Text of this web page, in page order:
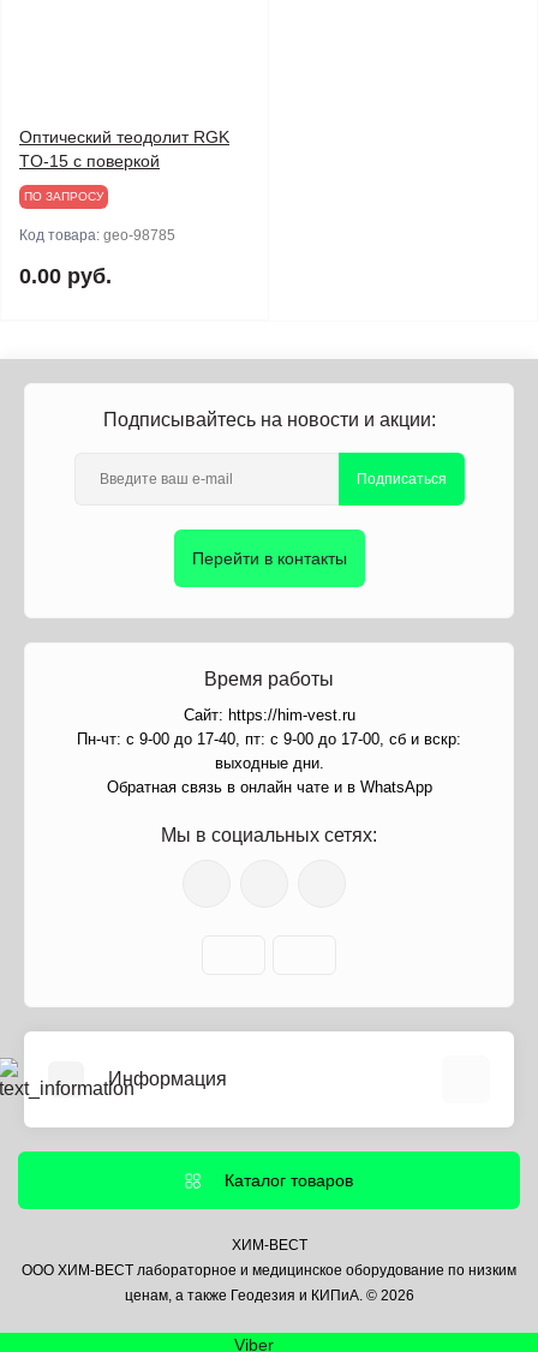
Оптический теодолит RGK
TO-15 с поверкой
ПО ЗАПРОСУ
Код товара: geo-98785
0.00 руб.
Подписывайтесь на новости и акции:
Подписаться
Перейти в контакты
Время работы
Сайт: https://him-vest.ru
Пн-чт: с 9-00 до 17-40, пт: с 9-00 до 17-00, сб и вскр:
выходные дни.
Обратная связь в онлайн чате и в WhatsApp
Мы в социальных сетях:
Информация
Информация о доставке
Политика безопасности
Контакты
Каталог товаров
ХИМ-ВЕСТ
ООО ХИМ-ВЕСТ лабораторное и медицинское оборудование по низким
ценам, а также Геодезия и КИПиА. © 2026
Viber